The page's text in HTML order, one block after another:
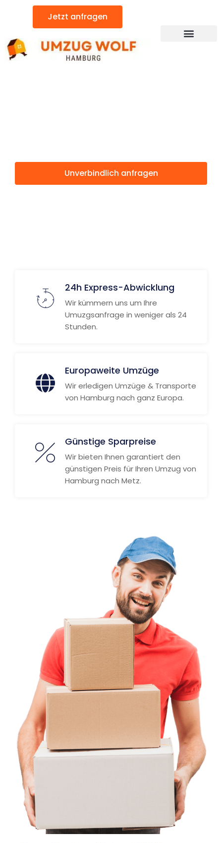
Jetzt anfragen
Unverbindlich anfragen
24h Express-Abwicklung
Wir kümmern uns um Ihre
Umuzgsanfrage in weniger als 24
Stunden.
Europaweite Umzüge
Wir erledigen Umzüge & Transporte
von Hamburg nach ganz Europa.
Günstige Sparpreise
Wir bieten Ihnen garantiert den
günstigen Preis für Ihren Umzug von
Hamburg nach Metz.